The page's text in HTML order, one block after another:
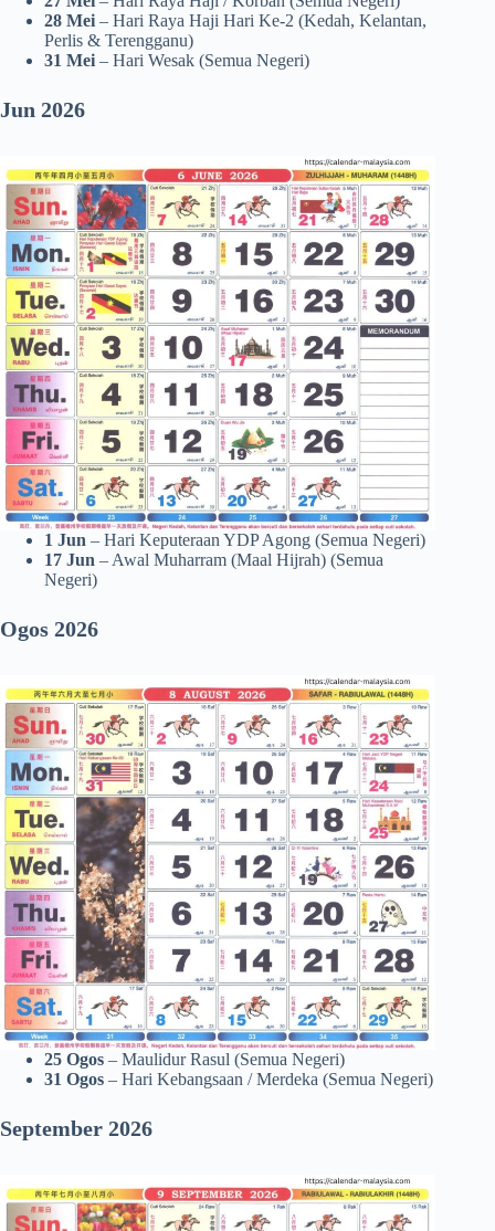
28 Mei – Hari Raya Haji Hari Ke-2 (Kedah, Kelantan,
Perlis & Terengganu)
31 Mei – Hari Wesak (Semua Negeri)
Jun 2026
1 Jun – Hari Keputeraan YDP Agong (Semua Negeri)
17 Jun – Awal Muharram (Maal Hijrah) (Semua
Negeri)
Ogos 2026
25 Ogos – Maulidur Rasul (Semua Negeri)
31 Ogos – Hari Kebangsaan / Merdeka (Semua Negeri)
September 2026